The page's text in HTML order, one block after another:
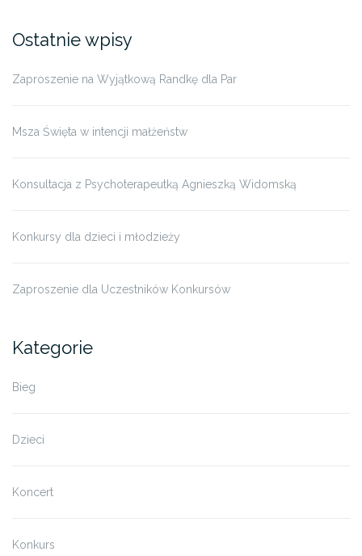
Ostatnie wpisy
Zaproszenie na Wyjątkową Randkę dla Par
Msza Święta w intencji małżeństw
Konsultacja z Psychoterapeutką Agnieszką Widomską
Konkursy dla dzieci i młodzieży
Zaproszenie dla Uczestników Konkursów
Kategorie
Bieg
Dzieci
Koncert
Konkurs